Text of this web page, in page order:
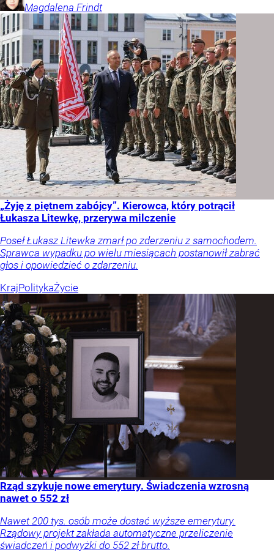
Magdalena Frindt
„Żyję z piętnem zabójcy”. Kierowca, który potrącił
Łukasza Litewkę, przerywa milczenie
Poseł Łukasz Litewka zmarł po zderzeniu z samochodem.
Sprawca wypadku po wielu miesiącach postanowił zabrać
głos i opowiedzieć o zdarzeniu.
KrajPolitykaŻycie
Rząd szykuje nowe emerytury. Świadczenia wzrosną
nawet o 552 zł
Nawet 200 tys. osób może dostać wyższe emerytury.
Rządowy projekt zakłada automatyczne przeliczenie
świadczeń i podwyżki do 552 zł brutto.